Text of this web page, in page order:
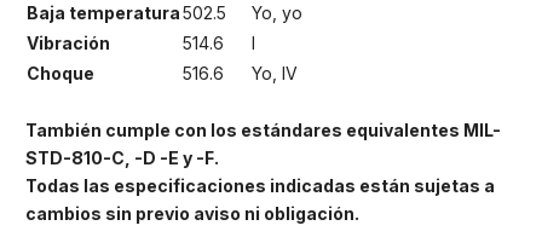
Baja temperatura502.5
Yo, yo
Vibración
514.6
I
Choque
516.6 Yo, IV
También cumple con los estándares equivalentes MIL-
STD-810-C, -D -E y -F.
Todas las especificaciones indicadas están sujetas a
cambios sin previo aviso ni obligación.